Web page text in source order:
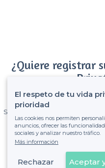
¿Quiere registrar
Gane muchos clientes entre
Sin comisiones y sin
de ver
Registrar mi
El respeto de tu vida
prioridad
Las cookies nos permiten
anuncios, ofrecer las
sociales y analizar nuestro tráfico.
Más información
Rechazar Aceptar